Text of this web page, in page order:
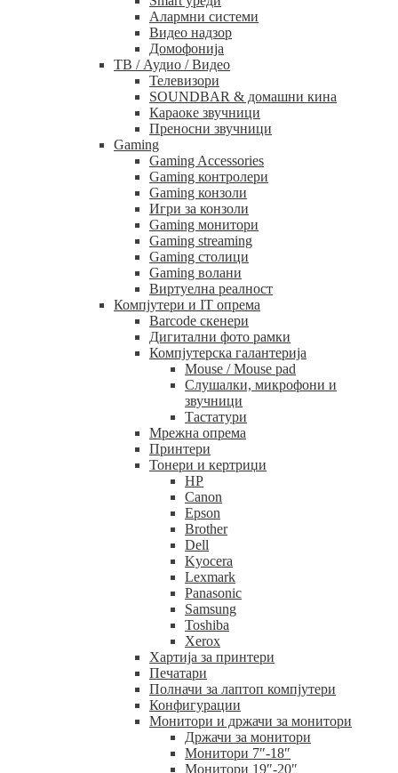
Алармни системи
Видео надзор
Домофонија
ТВ / Аудио / Видео
Телевизори
SOUNDBAR & домашни кина
Караоке звучници
Преносни звучници
Gaming
Gaming Accessories
Gaming контролери
Gaming конзоли
Игри за конзоли
Gaming монитори
Gaming streaming
Gaming столици
Gaming волани
Виртуелна реалност
Компјутери и IT опрема
Barcode скенери
Дигитални фото рамки
Компјутерска галантерија
Mouse / Mouse pad
Слушалки, микрофони и
звучници
Тастатури
Мрежна опрема
Принтери
Тонери и кертриџи
HP
Canon
Epson
Brother
Dell
Kyocera
Lexmark
Panasonic
Samsung
Toshiba
Xerox
Хартија за принтери
Печатари
Полначи за лаптоп компјутери
Конфигурации
Монитори и држачи за монитори
Држачи за монитори
Монитори 7″-18″
Монитори 19″-20″